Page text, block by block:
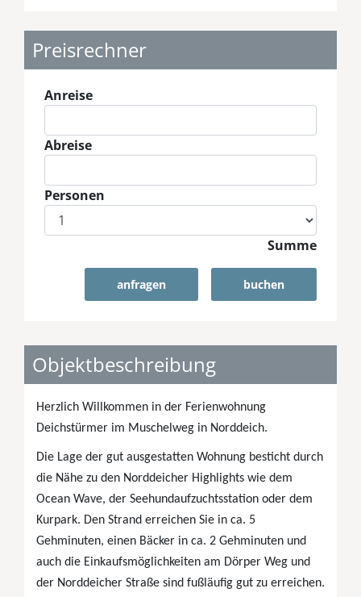
Preisrechner
Anreise
Abreise
Personen
Summe
buchen
anfragen
Objektbeschreibung
Herzlich Willkommen in der Ferienwohnung
Deichstürmer im Muschelweg in Norddeich.
Die Lage der gut ausgestatten Wohnung besticht durch
die Nähe zu den Norddeicher Highlights wie dem
Ocean Wave, der Seehundaufzuchtsstation oder dem
Kurpark. Den Strand erreichen Sie in ca. 5
Gehminuten, einen Bäcker in ca. 2 Gehminuten und
auch die Einkaufsmöglichkeiten am Dörper Weg und
der Norddeicher Straße sind fußläufig gut zu erreichen.